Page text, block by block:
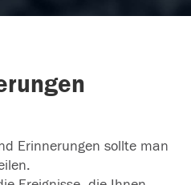
Erinnerungen sollte man